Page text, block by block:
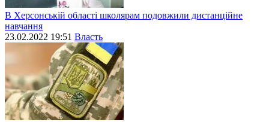
В Херсонській області школярам подовжили дистанційне
навчання
23.02.2022 19:51 Власть